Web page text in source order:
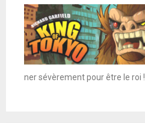
ner sévèrement pour être le roi !